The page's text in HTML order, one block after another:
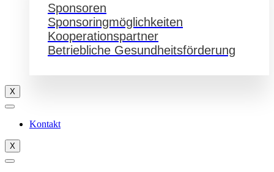
Sponsoren
Sponsoringmöglichkeiten
Kooperationspartner
Betriebliche Gesundheitsförderung
X
Kontakt
X